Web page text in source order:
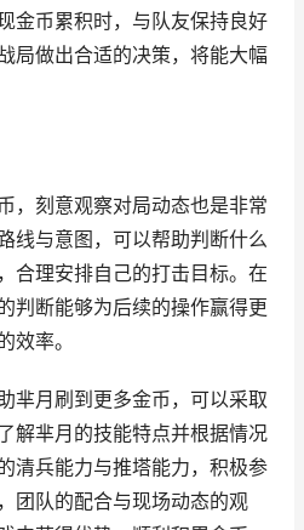
金币累积时，与队友保持良好
局做出合适的决策，将能大幅
，刻意观察对局动态也是非常
线与意图，可以帮助判断什么
合理安排自己的打击目标。在
判断能够为后续的操作赢得更
效率。
芈月刷到更多金币，可以采取
解芈月的技能特点并根据情况
清兵能力与推塔能力，积极参
团队的配合与现场动态的观